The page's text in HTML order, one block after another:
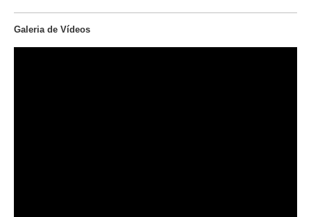
Galeria de Vídeos